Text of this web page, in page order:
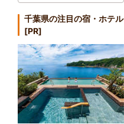
千葉県の注目の宿・ホテル
[PR]